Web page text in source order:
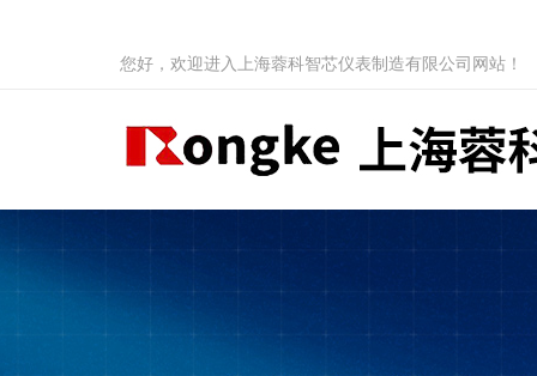
您好，欢迎进入上海蓉科智芯仪表制造有限公司网站！